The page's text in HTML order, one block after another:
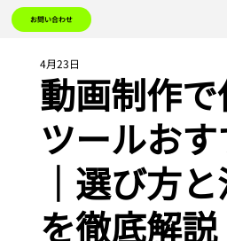
お問い合わせ
動画制作
ツールお
｜選び方
を徹底解説
4月23日